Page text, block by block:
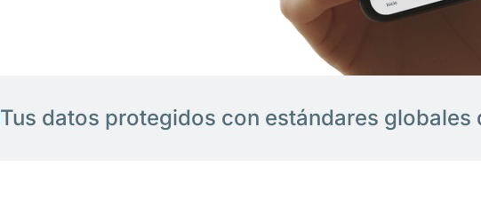
Tus datos protegidos con estándares globales